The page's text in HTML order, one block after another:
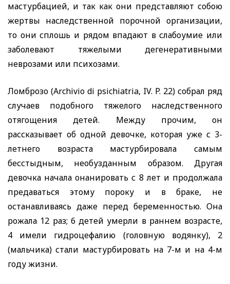
мастурбацией, и так как они представляют собою
жертвы наследственной порочной организации,
то они сплошь и рядом впадают в слабоумие или
заболевают тяжелыми дегенеративными
неврозами или психозами.
Ломброзо (Archivio di psichiatria, IV. P. 22) собрал ряд
случаев подобного тяжелого наследственного
отягощения детей. Между прочим, он
рассказывает об одной девочке, которая уже с 3-
летнего возраста мастурбировала самым
бесстыдным, необузданным образом. Другая
девочка начала онанировать с 8 лет и продолжала
предаваться этому пороку и в браке, не
останавливаясь даже перед беременностью. Она
рожала 12 раз; 6 детей умерли в раннем возрасте,
4 имели гидроцефалию (головную водянку), 2
(мальчика) стали мастурбировать на 7-м и на 4-м
году жизни.